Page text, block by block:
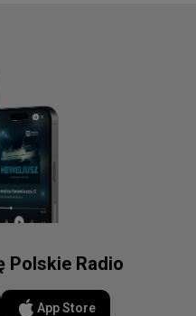
Polskie Radio
App Store